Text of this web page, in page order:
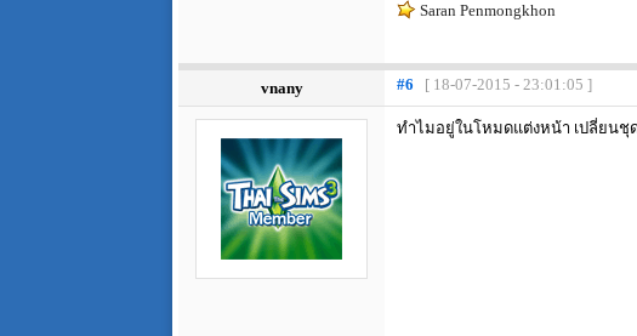
Saran Penmongkhon
vnany #6 [ 18-07-2015 - 23:01:05 ]
ทำไมอยู่ในโหมดแต่งหน้า เปลี่ยนชุ